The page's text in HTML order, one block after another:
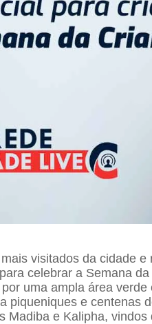
visitados da cidade
celebrar a Semana
uma ampla área
piqueniques e centenas
e Kalipha, vindos